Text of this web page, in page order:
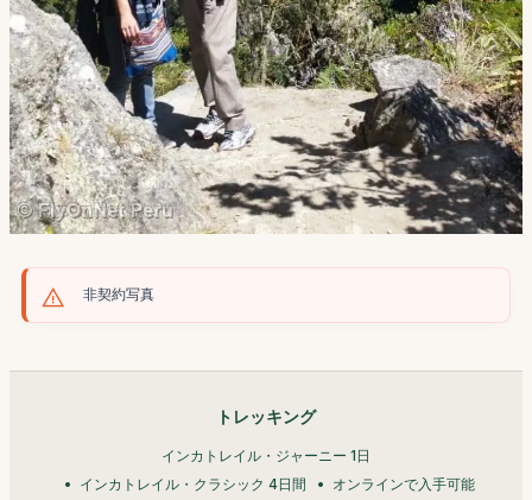
非契約写真
トレッキング
インカトレイル・ジャーニー 1日
インカトレイル・クラシック 4日間
オンラインで入手可能